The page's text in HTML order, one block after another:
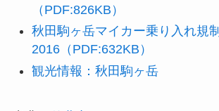
（PDF:826KB）
秋田駒ヶ岳マイカー乗り入れ規制
2016（PDF:632KB）
観光情報：秋田駒ヶ岳